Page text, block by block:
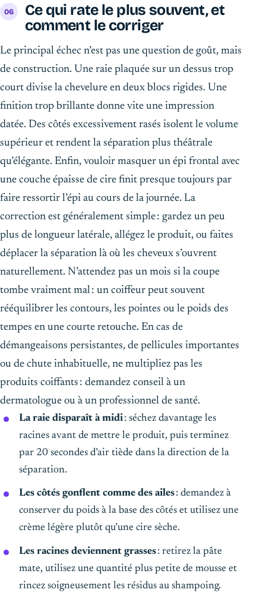
Ce qui rate le plus souvent, et
comment le corriger
Le principal échec n’est pas une question de goût, mais
de construction. Une raie plaquée sur un dessus trop
court divise la chevelure en deux blocs rigides. Une
finition trop brillante donne vite une impression
datée. Des côtés excessivement rasés isolent le volume
supérieur et rendent la séparation plus théâtrale
qu’élégante. Enfin, vouloir masquer un épi frontal avec
une couche épaisse de cire finit presque toujours par
faire ressortir l’épi au cours de la journée. La
correction est généralement simple : gardez un peu
plus de longueur latérale, allégez le produit, ou faites
déplacer la séparation là où les cheveux s’ouvrent
naturellement. N’attendez pas un mois si la coupe
tombe vraiment mal : un coiffeur peut souvent
rééquilibrer les contours, les pointes ou le poids des
tempes en une courte retouche. En cas de
démangeaisons persistantes, de pellicules importantes
ou de chute inhabituelle, ne multipliez pas les
produits coiffants : demandez conseil à un
dermatologue ou à un professionnel de santé.
La raie disparaît à midi: séchez davantage les
racines avant de mettre le produit, puis terminez
par 20 secondes d’air tiède dans la direction de la
séparation.
Les côtés gonflent comme des ailes: demandez à
conserver du poids à la base des côtés et utilisez une
crème légère plutôt qu’une cire sèche.
Les racines deviennent grasses: retirez la pâte
mate, utilisez une quantité plus petite de mousse et
rincez soigneusement les résidus au shampoing.